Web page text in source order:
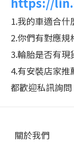
1.我的車適合什
2.你們有對應規
3.輪胎是否有現
4.有安裝店家推
都歡迎私訊詢問
關於我們